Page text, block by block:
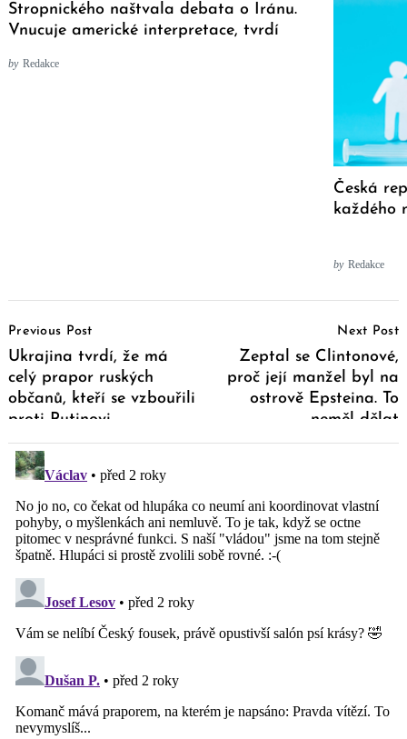
Stropnického naštvala debata o Iránu.
Vnucuje americké interpretace, tvrdí
by Redakce
Česká
každého
by Redakce
Navigation
Previous Post
Ukrajina tvrdí, že má
celý prapor ruských
občanů, kteří se vzbouřili
proti Putinovi
Next Post
Zeptal se Clintonové,
proč její manžel byl na
ostrově Epsteina. To
neměl dělat